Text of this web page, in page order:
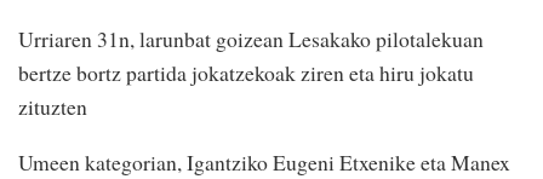
Urriaren 31n, larunbat goizean Lesakako pilotalekuan
bertze bortz partida jokatzekoak ziren eta hiru jokatu
zituzten
Umeen kategorian, Igantziko Eugeni Etxenike eta Manex